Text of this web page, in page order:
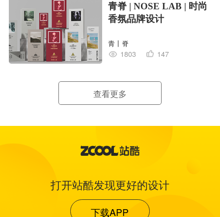
青脊 | NOSE LAB | 时尚
香氛品牌设计
青丨脊
1803
147
查看更多
打开站酷发现更好的设计
下载APP